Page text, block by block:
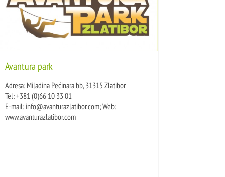
Avantura park
Adresa: Miladina Pećinara bb, 31315 Zlatibor
Tel: +381 (0)66 10 33 01
E-mail: info@avanturazlatibor.com; Web:
www.avanturazlatibor.com